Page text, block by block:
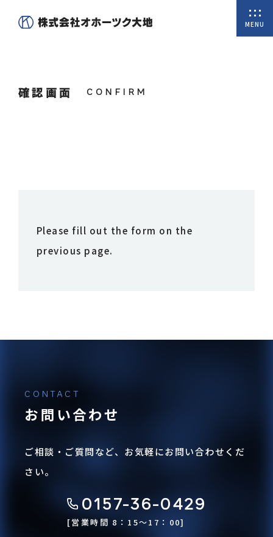
MENU
私たちについて
代表挨拶
確認画面
Please fill out the form on the
previous page.
お問い合わせ
ご相談・ご質問など、お気軽にお問い合わせくだ
さい。
0157-36-0429
[営業時間 8：15〜17：00]